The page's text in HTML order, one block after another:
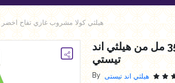
low carb
low
Vegan
هيلثي كولا مشروب غازي تفاح اخضر 350 مل من هيلثي اند تيستي
هيلثي كولا مشروب غازي تفاح اخضر 350 مل من هيلثي اند
تيستي
By هيلثي اند تيستى